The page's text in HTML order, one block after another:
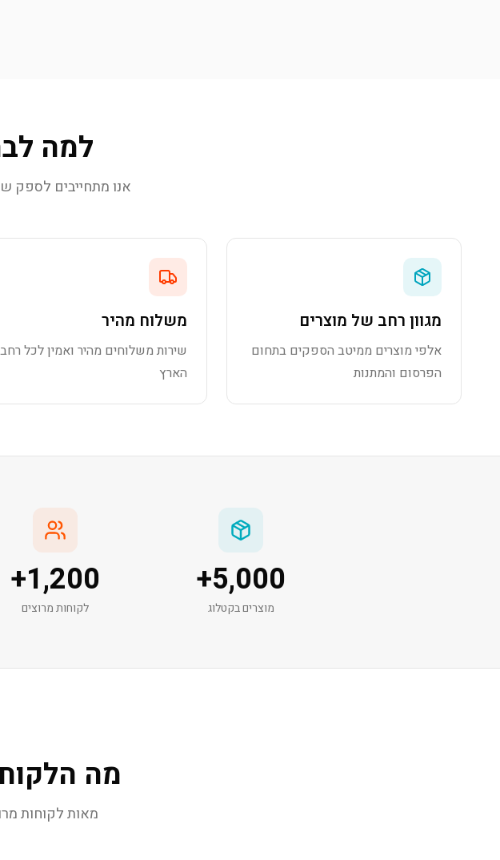
למה
אנו מתחייבים לספק
מגוון רחב של מוצרים
אלפי מוצרים ממיטב הספקים בתחום
הפרסום והמתנות
משלוח מהיר
שירות משלוחים מהיר ואמין לכל
הארץ
5,000
+
מוצרים בקטלוג
1,200
+
לקוחות מרוצים
מה
מאות לקוחות